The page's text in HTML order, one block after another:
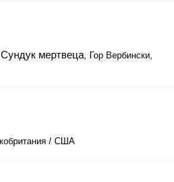
мертвеца, Гор Вербински,
/ США